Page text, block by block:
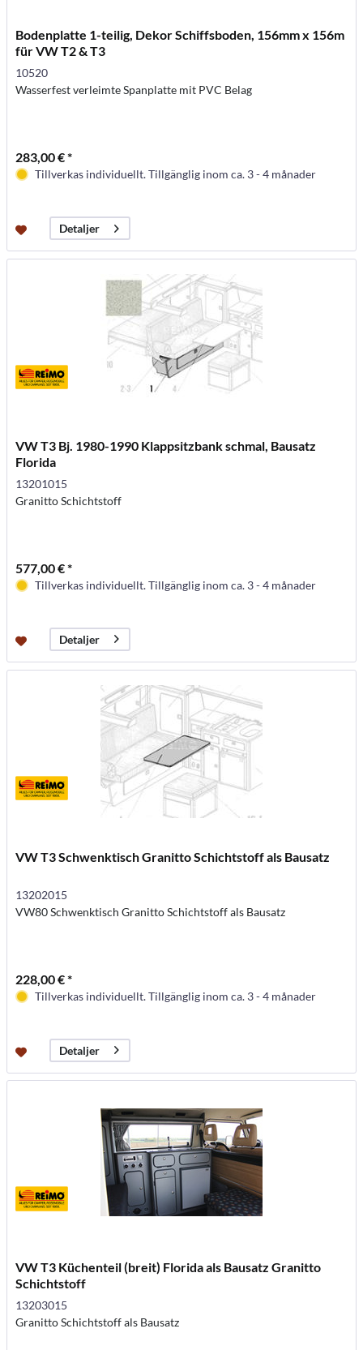
Bodenplatte 1-teilig, Dekor Schiffsboden, 156mm x 156m
für VW T2 & T3
10520
Wasserfest verleimte Spanplatte mit PVC Belag
283,00 € *
Tillverkas individuellt. Tillgänglig inom ca. 3 - 4 månader
Detaljer
VW T3 Bj. 1980-1990 Klappsitzbank schmal, Bausatz
Florida
13201015
Granitto Schichtstoff
577,00 € *
Tillverkas individuellt. Tillgänglig inom ca. 3 - 4 månader
Detaljer
VW T3 Schwenktisch Granitto Schichtstoff als Bausatz
13202015
VW80 Schwenktisch Granitto Schichtstoff als Bausatz
228,00 € *
Tillverkas individuellt. Tillgänglig inom ca. 3 - 4 månader
Detaljer
VW T3 Küchenteil (breit) Florida als Bausatz Granitto
Schichtstoff
13203015
Granitto Schichtstoff als Bausatz